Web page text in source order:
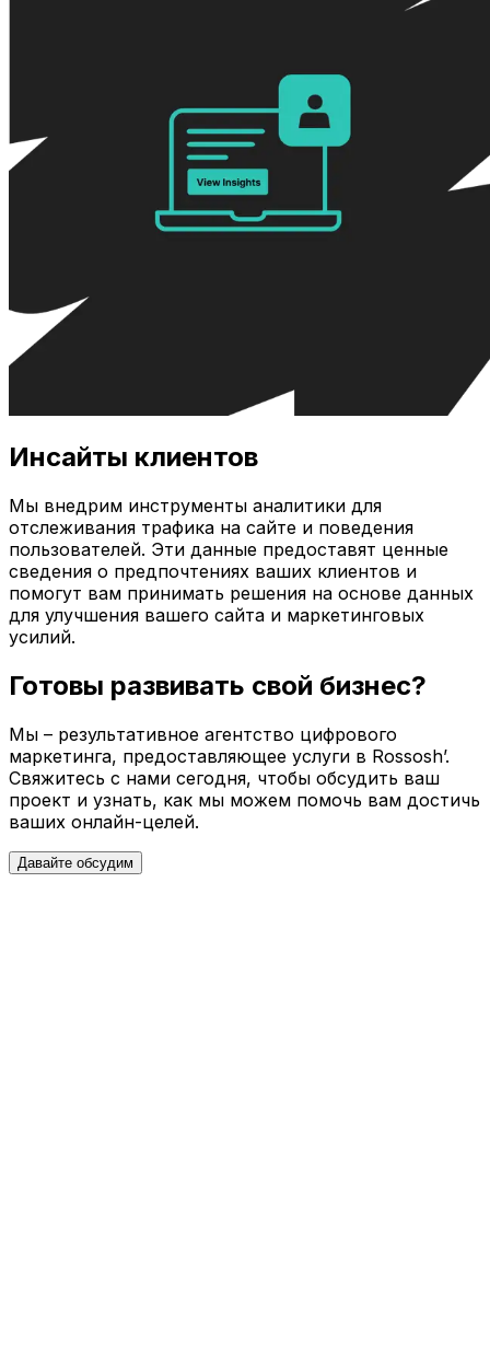
Инсайты клиентов
Мы внедрим инструменты аналитики для
отслеживания трафика на сайте и поведения
пользователей. Эти данные предоставят ценные
сведения о предпочтениях ваших клиентов и
помогут вам принимать решения на основе данных
для улучшения вашего сайта и маркетинговых
усилий.
Готовы развивать свой бизнес?
Мы – результативное агентство цифрового
маркетинга, предоставляющее услуги в Rossosh’.
Свяжитесь с нами сегодня, чтобы обсудить ваш
проект и узнать, как мы можем помочь вам достичь
ваших онлайн-целей.
Давайте обсудим